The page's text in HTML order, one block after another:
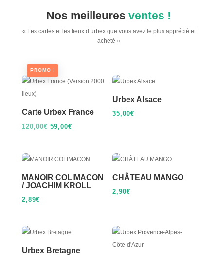
Nos meilleuresventes !
« Les cartes et les lieux d’urbex que vous avez le plus apprécié et
acheté »
PROMO !
Carte Urbex France
120,00€ Le
était :
120,00€.
59,00€Le
est :
59,00€.
Urbex Alsace
35,00€
MANOIR COLIMACON
/ JOACHIM KROLL
2,89€
CHÂTEAU MANGO
2,90€
Urbex Bretagne